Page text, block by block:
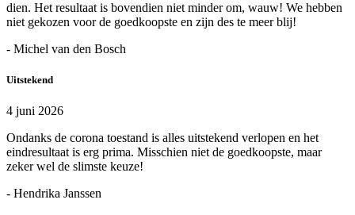
dien. Het resultaat is bovendien niet minder om, wauw! We hebben
niet gekozen voor de goedkoopste en zijn des te meer blij!
- Michel van den Bosch
Uitstekend
4 juni 2026
Ondanks de corona toestand is alles uitstekend verlopen en het
eindresultaat is erg prima. Misschien niet de goedkoopste, maar
zeker wel de slimste keuze!
- Hendrika Janssen